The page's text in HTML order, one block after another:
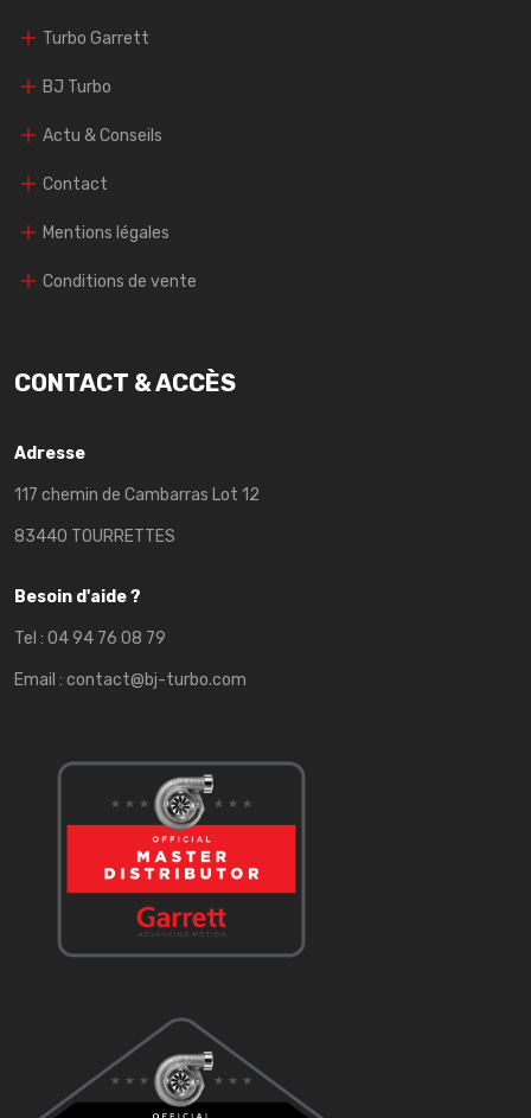
Turbo Garrett
BJ Turbo
Actu & Conseils
Contact
Mentions légales
Conditions de vente
CONTACT & ACCÈS
Adresse
117 chemin de Cambarras Lot 12
83440 TOURRETTES
Besoin d'aide ?
Tel : 04 94 76 08 79
Email : contact@bj-turbo.com